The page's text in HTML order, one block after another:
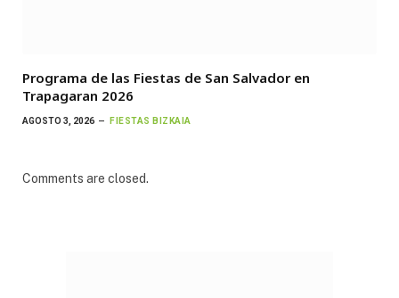
Programa de las Fiestas de San Salvador en
Trapagaran 2026
AGOSTO 3, 2026 FIESTAS BIZKAIA
Comments are closed.